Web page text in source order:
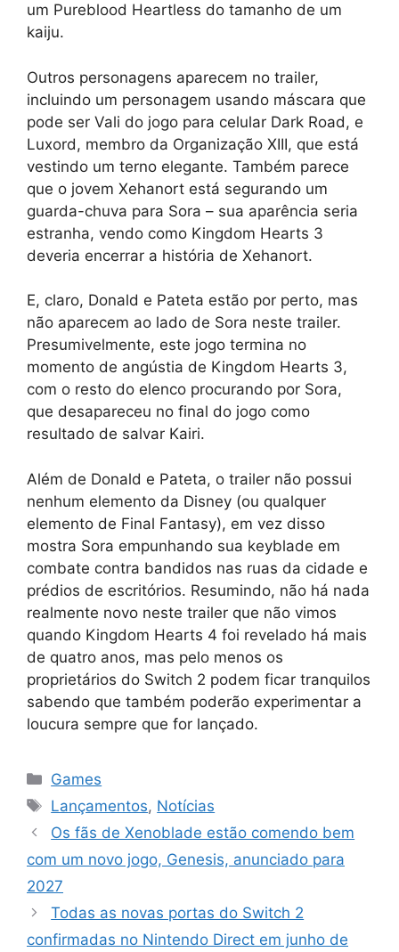
um Pureblood Heartless do tamanho de um
kaiju.
Outros personagens aparecem no trailer,
incluindo um personagem usando máscara que
pode ser Vali do jogo para celular Dark Road, e
Luxord, membro da Organização XIII, que está
vestindo um terno elegante. Também parece
que o jovem Xehanort está segurando um
guarda-chuva para Sora – sua aparência seria
estranha, vendo como Kingdom Hearts 3
deveria encerrar a história de Xehanort.
E, claro, Donald e Pateta estão por perto, mas
não aparecem ao lado de Sora neste trailer.
Presumivelmente, este jogo termina no
momento de angústia de Kingdom Hearts 3,
com o resto do elenco procurando por Sora,
que desapareceu no final do jogo como
resultado de salvar Kairi.
Além de Donald e Pateta, o trailer não possui
nenhum elemento da Disney (ou qualquer
elemento de Final Fantasy), em vez disso
mostra Sora empunhando sua keyblade em
combate contra bandidos nas ruas da cidade e
prédios de escritórios. Resumindo, não há nada
realmente novo neste trailer que não vimos
quando Kingdom Hearts 4 foi revelado há mais
de quatro anos, mas pelo menos os
proprietários do Switch 2 podem ficar tranquilos
sabendo que também poderão experimentar a
loucura sempre que for lançado.
Categorias
Games
Tags
Lançamentos, Notícias
Os fãs de Xenoblade estão comendo bem
com um novo jogo, Genesis, anunciado para
2027
Todas as novas portas do Switch 2
confirmadas no Nintendo Direct em junho de